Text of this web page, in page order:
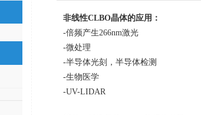
非线性CLBO晶体的应用：
-倍频产生266nm激光
-微处理
-半导体光刻，半导体检测
-生物医学
-UV-LIDAR